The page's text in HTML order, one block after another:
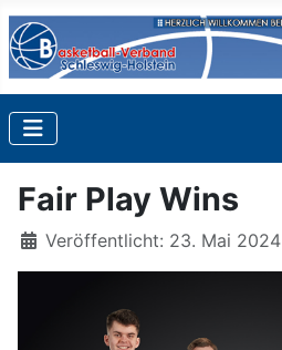
Fair Play Wins
Details
Veröffentlicht: 23. Mai 2024